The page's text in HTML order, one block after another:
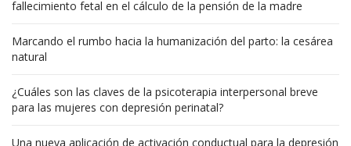
fallecimiento fetal en el cálculo de la pensión de la madre
Marcando el rumbo hacia la humanización del parto: la cesárea
natural
¿Cuáles son las claves de la psicoterapia interpersonal breve
para las mujeres con depresión perinatal?
Una nueva aplicación de activación conductual para la depresión